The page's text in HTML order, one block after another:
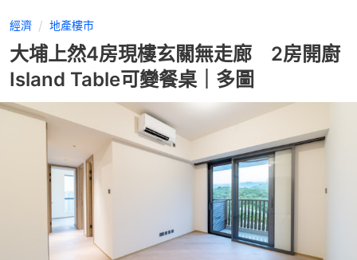
經濟 地產樓市
大埔上然4房現樓玄關無走廊 2房開廚
Island Table可變餐桌｜多圖